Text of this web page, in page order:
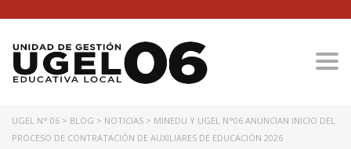
UGEL N° 06 > BLOG > NOTICIAS > MINEDU Y UGEL N°06 ANUNCIAN INICIO DEL
PROCESO DE CONTRATACIÓN DE AUXILIARES DE EDUCACIÓN 2026